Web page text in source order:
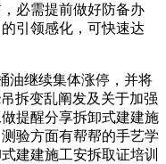
必需提前做好防备办
引领感化，可快速达
继续集体涨停，并将
拆变乱阐发及关于加强
提醒分享拆卸式建建施
验方面有帮帮的手艺学
建建施工安拆取证培训